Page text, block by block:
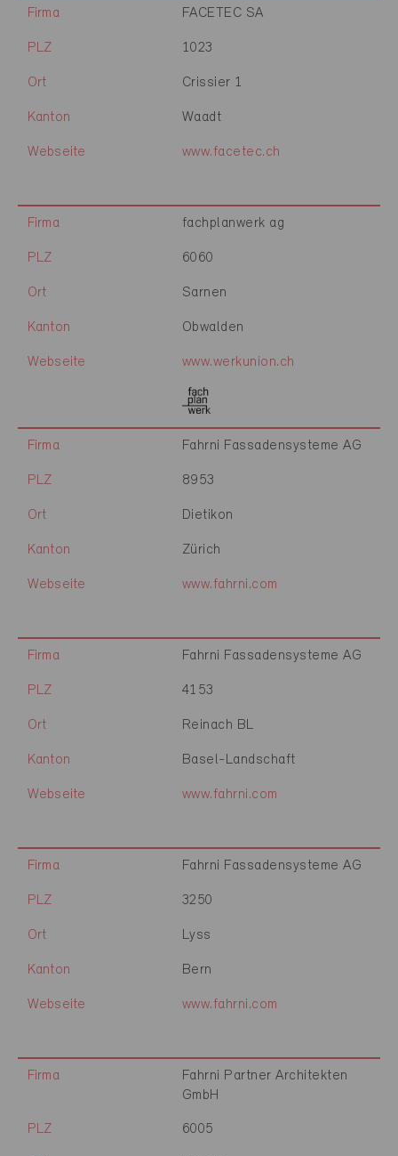
Firma FACETEC SA
PLZ 1023
Ort Crissier 1
Kanton Waadt
Webseite www.facetec.ch
Firma fachplanwerk ag
PLZ 6060
Ort Sarnen
Kanton Obwalden
Webseite www.werkunion.ch
Firma Fahrni Fassadensysteme AG
PLZ 8953
Ort Dietikon
Kanton Zürich
Webseite www.fahrni.com
Firma Fahrni Fassadensysteme AG
PLZ 4153
Ort Reinach BL
Kanton Basel-Landschaft
Webseite www.fahrni.com
Firma Fahrni Fassadensysteme AG
PLZ 3250
Ort Lyss
Kanton Bern
Webseite www.fahrni.com
Firma
Fahrni Partner Architekten
GmbH
PLZ 6005